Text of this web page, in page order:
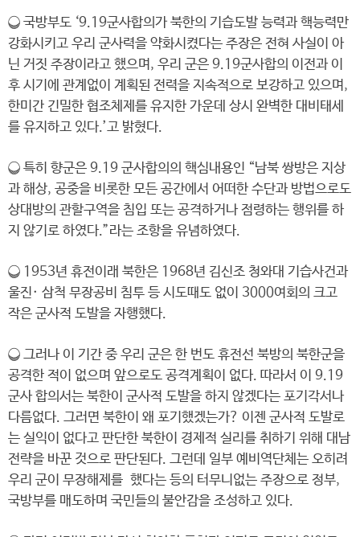
❍ 국방부도 ‘9.19군사합의가 북한의 기습도발 능력과 핵능력만
강화시키고 우리 군사력을 약화시켰다는 주장은 전혀 사실이 아
닌 거짓 주장이라고 했으며, 우리 군은 9.19군사합의 이전과 이
후 시기에 관계없이 계획된 전력을 지속적으로 보강하고 있으며,
한미간 긴밀한 협조체제를 유지한 가운데 상시 완벽한 대비태세
를 유지하고 있다.’고 밝혔다.
❍ 특히 향군은 9.19 군사합의의 핵심내용인 “남북 쌍방은 지상
과 해상, 공중을 비롯한 모든 공간에서 어떠한 수단과 방법으로도
상대방의 관할구역을 침입 또는 공격하거나 점령하는 행위를 하
지 않기로 하였다.”라는 조항을 유념하였다.
❍ 1953년 휴전이래 북한은 1968년 김신조 청와대 기습사건과
울진· 삼척 무장공비 침투 등 시도때도 없이 3000여회의 크고
작은 군사적 도발을 자행했다.
❍ 그러나 이 기간 중 우리 군은 한 번도 휴전선 북방의 북한군을
공격한 적이 없으며 앞으로도 공격계획이 없다. 따라서 이 9.19
군사 합의서는 북한이 군사적 도발을 하지 않겠다는 포기각서나
다름없다. 그러면 북한이 왜 포기했겠는가? 이젠 군사적 도발로
는 실익이 없다고 판단한 북한이 경제적 실리를 취하기 위해 대남
전략을 바꾼 것으로 판단된다. 그런데 일부 예비역단체는 오히려
우리 군이 무장해제를 했다는 등의 터무니없는 주장으로 정부,
국방부를 매도하며 국민들의 불안감을 조성하고 있다.